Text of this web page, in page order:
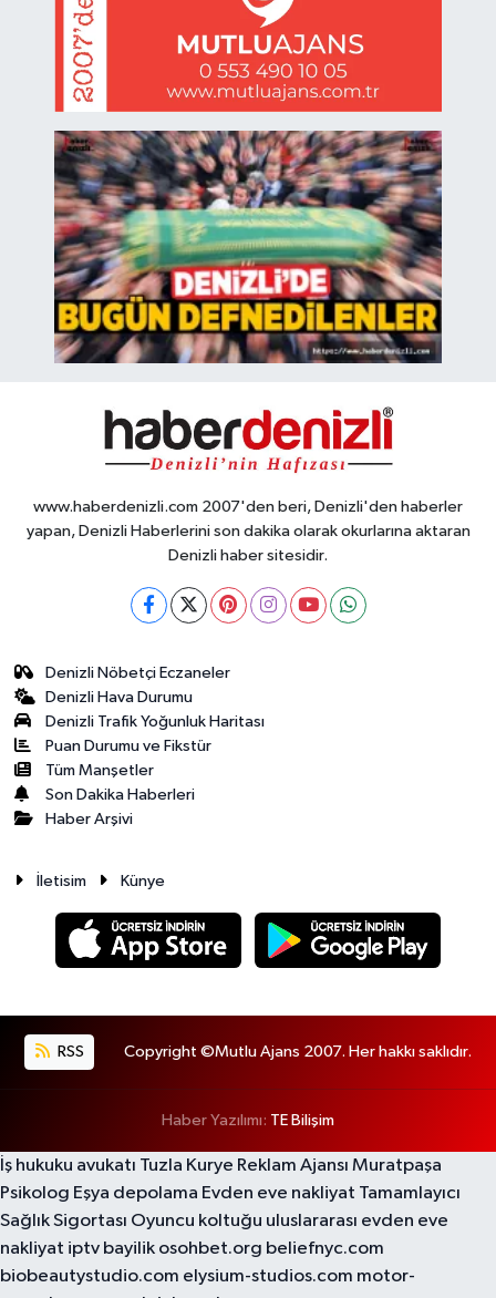
www.haberdenizli.com 2007'den beri, Denizli'den haberler
yapan, Denizli Haberlerini son dakika olarak okurlarına aktaran
Denizli haber sitesidir.
Denizli Nöbetçi Eczaneler
Denizli Hava Durumu
Denizli Trafik Yoğunluk Haritası
Puan Durumu ve Fikstür
Tüm Manşetler
Son Dakika Haberleri
Haber Arşivi
İletisim Künye
RSS Copyright ©Mutlu Ajans 2007. Her hakkı saklıdır.
Haber Yazılımı: TE Bilişim
İş hukuku avukatı Tuzla Kurye Reklam Ajansı Muratpaşa
Psikolog Eşya depolama Evden eve nakliyat Tamamlayıcı
Sağlık Sigortası Oyuncu koltuğu uluslararası evden eve
nakliyat iptv bayilik osohbet.org beliefnyc.com
biobeautystudio.com elysium-studios.com motor-